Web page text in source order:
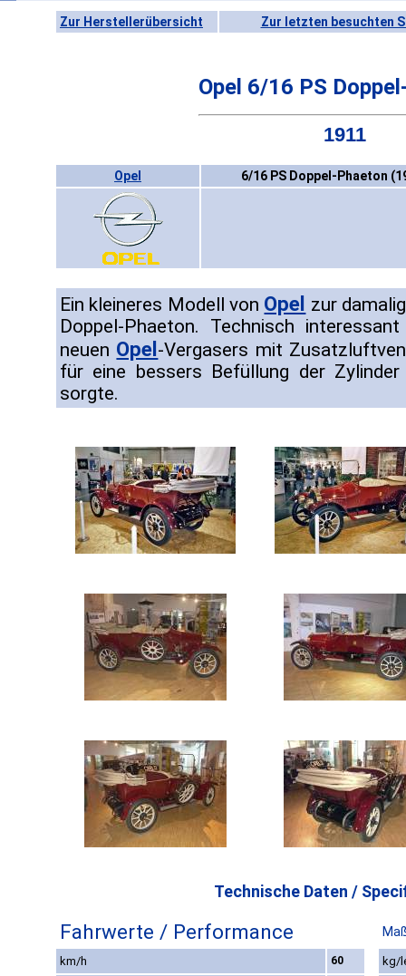
Zur Herstellerübersicht Zur letzten besuchten
Opel 6/16 PS
1911
Opel 6/16 PS Doppel-Phaeton
Ein kleineres Modell von Opel zur
Doppel-Phaeton. Technisch
neuen Opel -Vergasers mit
für eine bessers Befüllung der
sorgte.
Technische Daten /
Fahrwerte / Performance
km/h 60
kg/